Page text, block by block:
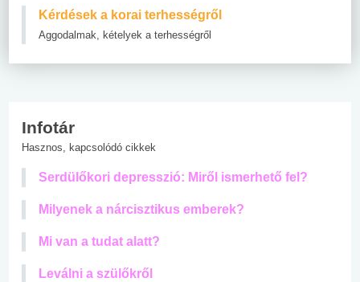
Kérdések a korai terhességről
Aggodalmak, kételyek a terhességről
Infotár
Hasznos, kapcsolódó cikkek
Serdülőkori depresszió: Miről ismerhető fel?
Milyenek a nárcisztikus emberek?
Mi van a tudat alatt?
Leválni a szülőkről